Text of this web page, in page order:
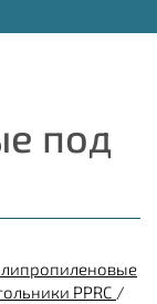
под
PPRC /